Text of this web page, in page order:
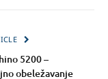
5200 –
obeležavanje